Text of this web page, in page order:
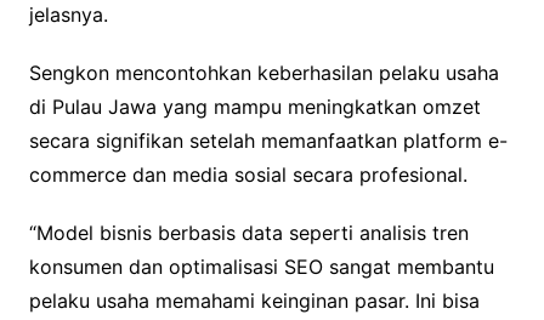
jelasnya.
Sengkon mencontohkan keberhasilan pelaku usaha
di Pulau Jawa yang mampu meningkatkan omzet
secara signifikan setelah memanfaatkan platform e-
commerce dan media sosial secara profesional.
“Model bisnis berbasis data seperti analisis tren
konsumen dan optimalisasi SEO sangat membantu
pelaku usaha memahami keinginan pasar. Ini bisa